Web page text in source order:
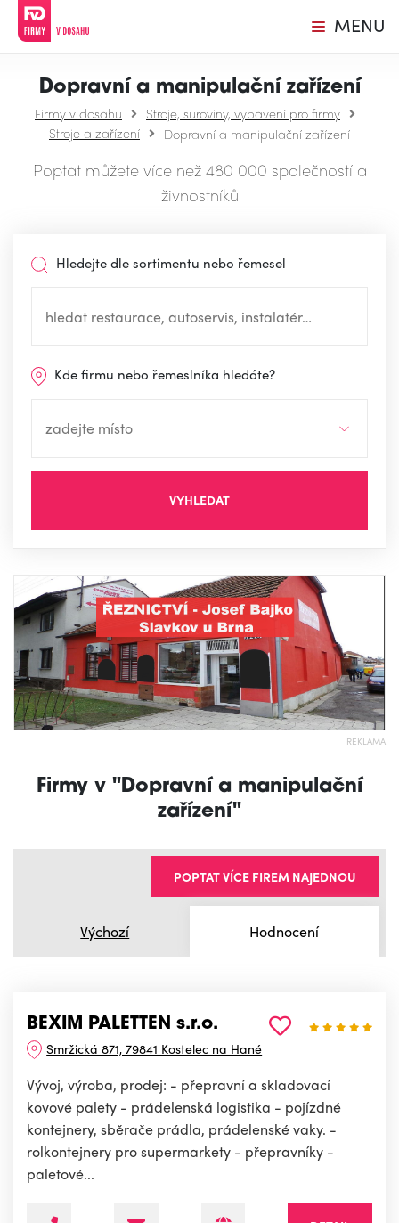
MENU
Dopravní a manipulační zařízení
Firmy v dosahu
Stroje, suroviny, vybavení pro firmy
Stroje a zařízení
Dopravní a manipulační zařízení
Poptat můžete více než 480 000 společností a
živnostníků
Hledejte dle sortimentu nebo řemesel
Kde firmu nebo řemeslníka hledáte?
VYHLEDAT
REKLAMA
Firmy v "Dopravní a manipulační
zařízení"
Výchozí Hodnocení
POPTAT VÍCE FIREM NAJEDNOU
BEXIM PALETTEN s.r.o.
Smržická 871, 79841 Kostelec na Hané
Vývoj, výroba, prodej: - přepravní a skladovací
kovové palety - prádelenská logistika - pojízdné
kontejnery, sběrače prádla, prádelenské vaky. -
rolkontejnery pro supermarkety - přepravníky -
paletové...